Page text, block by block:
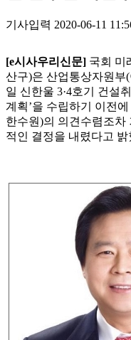
기사입력 2020-06-11
[e시사우리신문] 국회 미
산구)은 산업통상자원부
일 신한울 3·4호기 건설
계획’을 수립하기 이전
한수원)의 의견수렴조차
적인 결정을 내렸다고 밝